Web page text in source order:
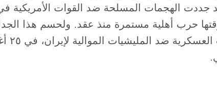
جددت الهجمات المسلحة ضد القوات
حرب أهلية مستمرة منذ عقد. ولحسم هذا